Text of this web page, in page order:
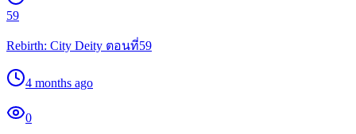
59
Rebirth: City Deity ตอนที่59
4 months ago
0